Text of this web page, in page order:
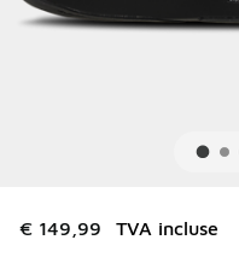
€ 149,99 TVA incluse